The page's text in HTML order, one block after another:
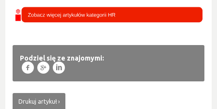
Podziel się ze znajomymi:
f g l
Drukuj artykuł